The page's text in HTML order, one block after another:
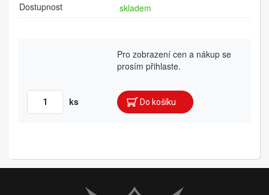
Dostupnost
skladem
Pro zobrazení cen a nákup se
prosím přihlaste.
ks